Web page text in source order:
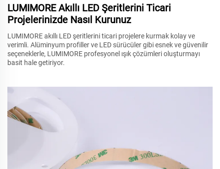
LUMIMORE Akıllı LED Şeritlerini Ticari
Projelerinizde Nasıl Kurunuz
LUMIMORE akıllı LED şeritlerini ticari projelere kurmak kolay ve
verimli. Alüminyum profiller ve LED sürücüler gibi esnek ve güvenilir
seçeneklerle, LUMIMORE profesyonel ışık çözümleri oluşturmayı
basit hale getiriyor.